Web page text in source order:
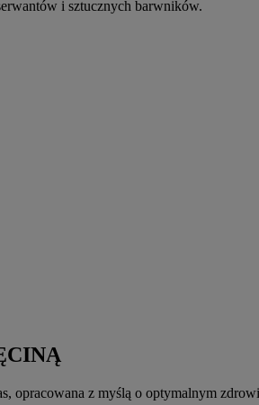
i sztucznych barwników.
opracowana z myślą o optymalnym